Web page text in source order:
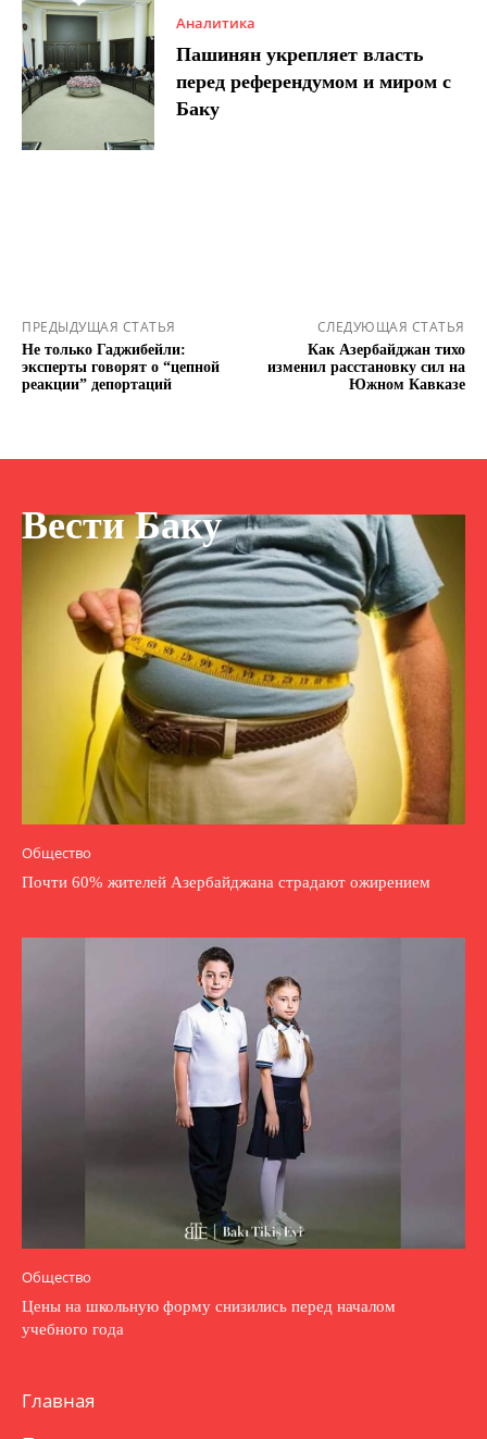
Аналитика
Пашинян укрепляет власть
перед референдумом и миром с
Баку
ПРЕДЫДУЩАЯ СТАТЬЯ
Не только Гаджибейли:
эксперты говорят о “цепной
реакции” депортаций
СЛЕДУЮЩАЯ СТАТЬЯ
Как Азербайджан тихо
изменил расстановку сил на
Южном Кавказе
Вести Баку
Общество
Почти 60% жителей Азербайджана страдают ожирением
Общество
Цены на школьную форму снизились перед началом
учебного года
Главная